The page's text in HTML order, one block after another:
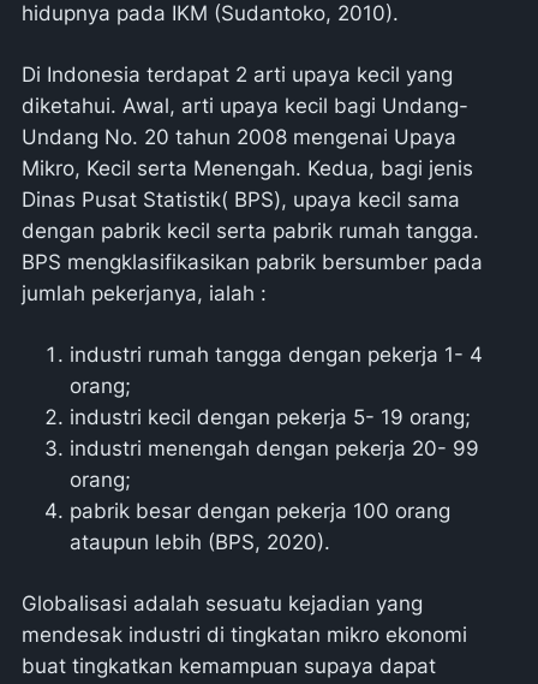
hidupnya pada IKM (Sudantoko, 2010).
Di Indonesia terdapat 2 arti upaya kecil yang
diketahui. Awal, arti upaya kecil bagi Undang-
Undang No. 20 tahun 2008 mengenai Upaya
Mikro, Kecil serta Menengah. Kedua, bagi jenis
Dinas Pusat Statistik( BPS), upaya kecil sama
dengan pabrik kecil serta pabrik rumah tangga.
BPS mengklasifikasikan pabrik bersumber pada
jumlah pekerjanya, ialah :
industri rumah tangga dengan pekerja 1- 4
orang;
industri kecil dengan pekerja 5- 19 orang;
industri menengah dengan pekerja 20- 99
orang;
pabrik besar dengan pekerja 100 orang
ataupun lebih (BPS, 2020).
Globalisasi adalah sesuatu kejadian yang
mendesak industri di tingkatan mikro ekonomi
buat tingkatkan kemampuan supaya dapat